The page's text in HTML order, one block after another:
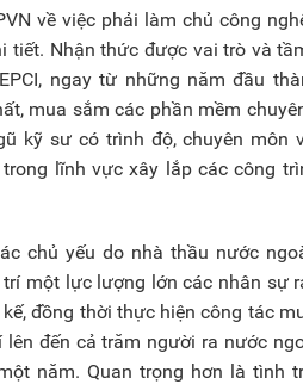
về việc phải làm chủ công
tiết. Nhận thức được vai trò và
ngay từ những năm đầu
mua sắm các phần mềm
kỹ sư có trình độ, chuyên môn
lĩnh vực xây lắp các công
chủ yếu do nhà thầu nước
một lực lượng lớn các nhân sự
đồng thời thực hiện công tác
đến cả trăm người ra nước
năm. Quan trọng hơn là tình